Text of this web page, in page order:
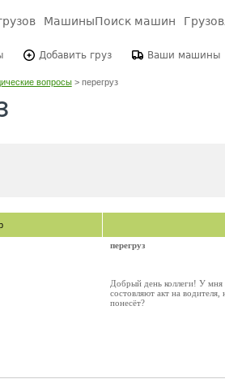
МашиныПоиск машин
Добавить груз Ваши машины
вопросы> перегруз
перегруз
Добрый день коллеги! У мня
состовляют акт на водителя,
понесёт?